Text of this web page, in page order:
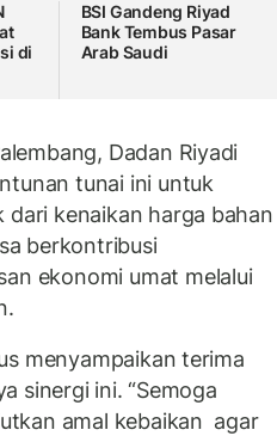
di
BSI Gandeng Riyad
Bank Tembus Pasar
Arab Saudi
Dadan Riyadi
tunai ini untuk
kenaikan harga bahan
berkontribusi
ekonomi umat melalui
menyampaikan terima
sinergi ini. “Semoga
amal kebaikan agar